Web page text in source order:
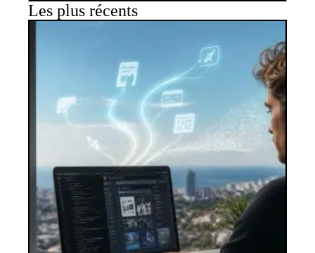
Les plus récents